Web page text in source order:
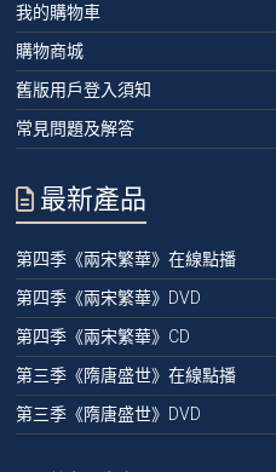
我的購物車
購物商城
舊版用戶登入須知
常見問題及解答
最新產品
第四季《兩宋繁華》在線點播
第四季《兩宋繁華》DVD
第四季《兩宋繁華》CD
第三季《隋唐盛世》在線點播
第三季《隋唐盛世》DVD